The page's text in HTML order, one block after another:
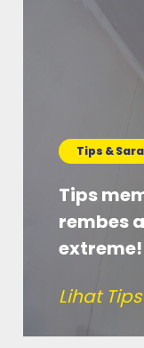
Tips &
Tips
rembes
extreme!
Lihat